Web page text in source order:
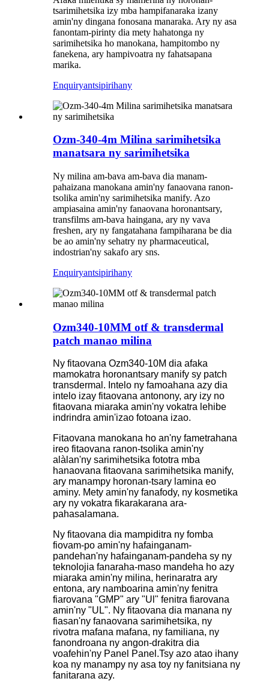
tsarimihetsika izy mba hampifanaraka izany
amin'ny dingana fonosana manaraka. Ary ny asa
fanontam-pirinty dia mety hahatonga ny
sarimihetsika ho manokana, hampitombo ny
fanekena, ary hampivoatra ny fahatsapana
marika.
Enquiryantsipirihany
Ozm-340-4m Milina sarimihetsika
manatsara ny sarimihetsika
Ny milina am-bava am-bava dia manam-
pahaizana manokana amin'ny fanaovana ranon-
tsolika amin'ny sarimihetsika manify. Azo
ampiasaina amin'ny fanaovana horonantsary,
transfilms am-bava haingana, ary ny vava
freshen, ary ny fangatahana fampiharana be dia
be ao amin'ny sehatry ny pharmaceutical,
indostrian'ny sakafo ary sns.
Enquiryantsipirihany
Ozm340-10MM otf & transdermal
patch manao milina
Ny fitaovana Ozm340-10M dia afaka
mamokatra horonantsary manify sy patch
transdermal. Intelo ny famoahana azy dia
intelo izay fitaovana antonony, ary izy no
fitaovana miaraka amin'ny vokatra lehibe
indrindra amin'izao fotoana izao.
Fitaovana manokana ho an'ny fametrahana
ireo fitaovana ranon-tsolika amin'ny
alàlan'ny sarimihetsika fototra mba
hanaovana fitaovana sarimihetsika manify,
ary manampy horonan-tsary lamina eo
aminy. Mety amin'ny fanafody, ny kosmetika
ary ny vokatra fikarakarana ara-
pahasalamana.
Ny fitaovana dia mampiditra ny fomba
fiovam-po amin'ny hafainganam-
pandehan'ny hafainganam-pandeha sy ny
teknolojia fanaraha-maso mandeha ho azy
miaraka amin'ny milina, herinaratra ary
entona, ary namboarina amin'ny fenitra
fiarovana "GMP" ary "Ul" fenitra fiarovana
amin'ny "UL". Ny fitaovana dia manana ny
fiasan'ny fanaovana sarimihetsika, ny
rivotra mafana mafana, ny familiana, ny
fanondroana ny angon-drakitra dia
voafehin'ny Panel Panel.Tsy azo atao ihany
koa ny manampy ny asa toy ny fanitsiana ny
fanitarana azy.